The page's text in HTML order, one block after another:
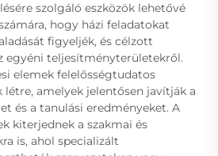
szolgáló eszközök lehetővé
hogy házi feladatokat
figyeljék, és célzott
egyéni teljesítményterületekről.
elemek felelősségtudatos
létre, amelyek jelentősen javítják a
és a tanulási eredményeket. A
kiterjednek a szakmai és
is, ahol specializált